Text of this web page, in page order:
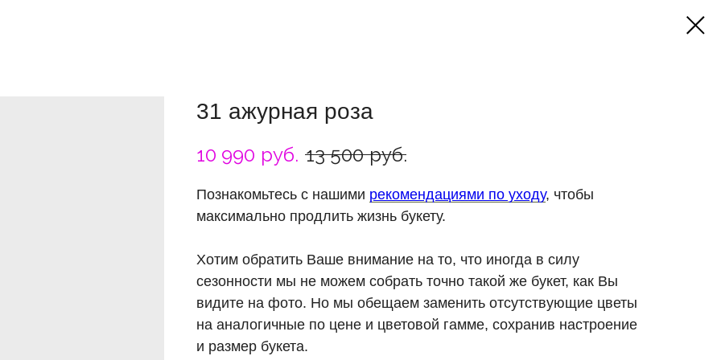
31 ажурная роза
10 990 руб. 13 500 руб.
Познакомьтесь с нашими рекомендациями по уходу, чтобы
максимально продлить жизнь букету.
Хотим обратить Ваше внимание на то, что иногда в силу
сезонности мы не можем собрать точно такой же букет, как Вы
видите на фото. Но мы обещаем заменить отсутствующие цветы
на аналогичные по цене и цветовой гамме, сохранив настроение
и размер букета.